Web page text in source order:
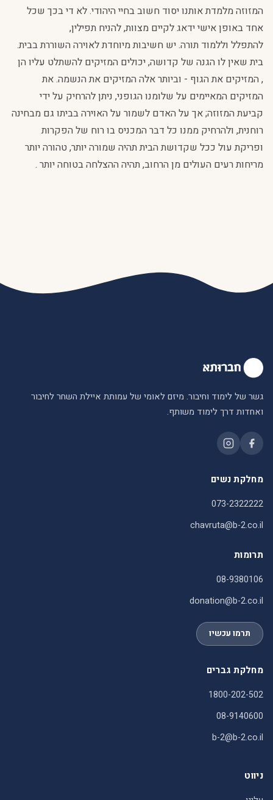
המזוזה מלמדת אותנו יסוד חשוב בחיי היהודי. לא די בכך שכל
אחד באופן אישי ידאג לקיים מצוות, להניח תפילין,
להתפלל וללמוד תורה. יש חשיבות מיוחדת לאוירה השוררת בבית.
בית שאין לו הגנה של קדושה, יכולים המזיקים להשתלט עליו הן
, המזיקים את הגוף - וביותר אלה המזיקים את הנשמה. את
המזיקים המאיימים על שלומנו הגופני, ניתן להרחיק על ידי
קביעת המזוזה; אך על האדם לשמור על האוירה בביתו גם מבחינה
רוחנית, ולהרחיק ממנו כל דבר המכניס בו רוח של הפקרות
ופריקת עול ככל שקדושת הבית תהיה שמורה יותר, טהורה יותר
מריחות רעים העולים מן הרחוב, תהיה ההצלחה בטוחה יותר .
גשר של לימוד וחיבור. מיזם לאומי של עמותת איילת השחר לחיבור
ואחדות דרך לימוד משותף.
מחלקת נשים
073-2322222
chavruta@b-2.co.il
תרומות
08-9380106
donation@b-2.co.il
תרמו עכשיו
מחלקת גברים
1800-202-502
08-9140600
b-2@b-2.co.il
ניווט